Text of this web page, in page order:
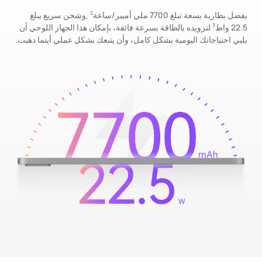
بفضل بطارية بسعة تبلغ 7700 ملي أمبير/ساعة 2,وشحن سريع يبلغ
22.5 واط
3لتزويده بالطاقة بسرعة فائقة، بإمكان هذا الجهاز اللوحي أن
يلبي احتياجاتك اليومية بشكل كامل، وأن يتبعك بشكل عملي أينما ذهبت.